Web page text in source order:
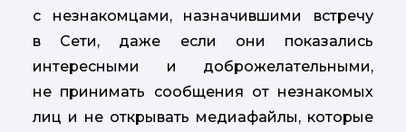
с незнакомцами, назначившими встречу
в Сети, даже если они показались
интересными и доброжелательными,
не принимать сообщения от незнакомых
лиц и не открывать медиафайлы, которые